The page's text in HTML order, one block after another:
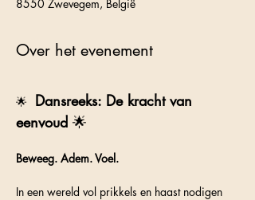
8550 Zwevegem, België
Over het evenement
🌟
Dansreeks: De kracht van
eenvoud 🌟
Beweeg. Adem. Voel.
In een wereld vol prikkels en haast nodigen